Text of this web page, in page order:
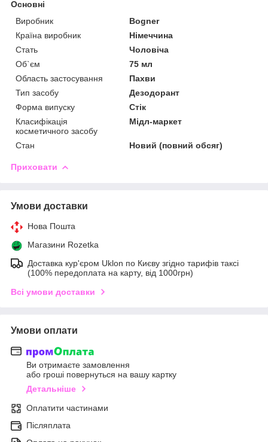
Основні
Виробник
Bogner
Країна виробник
Німеччина
Стать
Чоловіча
Об`єм
75 мл
Область застосування
Пахви
Тип засобу
Дезодорант
Форма випуску
Стік
Класифікація
косметичного засобу
Мідл-маркет
Стан Новий (повний обсяг)
Приховати
Умови доставки
Нова Пошта
Магазини Rozetka
Доставка кур'єром Uklon по Києву згідно тарифів таксі
(100% передоплата на карту, від 1000грн)
Всі умови доставки
Умови оплати
Ви отримаєте замовлення
або гроші повернуться на вашу картку
Детальніше
Оплатити частинами
Післяплата